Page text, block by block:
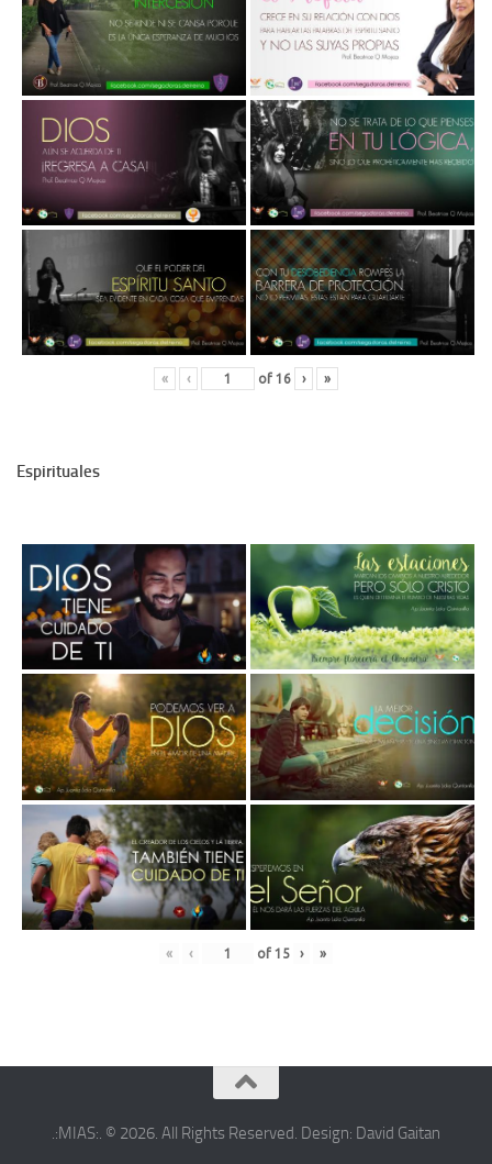
« ‹ of 16 › »
Espirituales
« ‹ of 15 › »
.:MIAS:. © 2026. All Rights Reserved. Design: David Gaitan